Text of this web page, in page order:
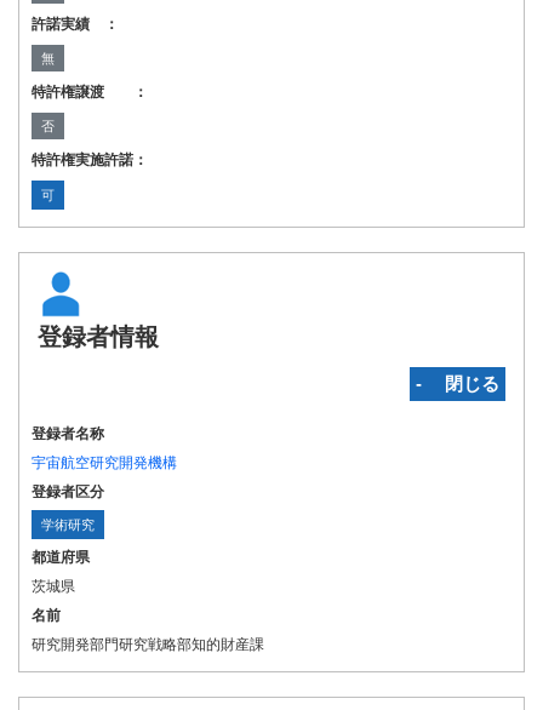
許諾実績 ：
無
特許権譲渡 ：
否
特許権実施許諾：
可
登録者情報
‐ 閉じる
登録者名称
宇宙航空研究開発機構
登録者区分
学術研究
都道府県
茨城県
名前
研究開発部門研究戦略部知的財産課